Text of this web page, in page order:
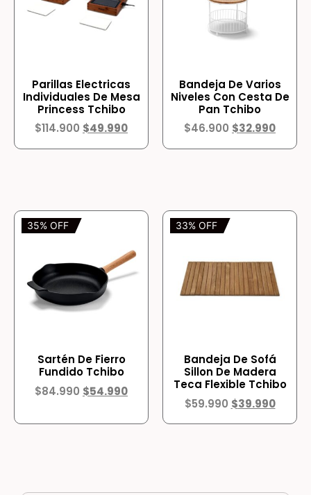
Parillas Electricas
Individuales De Mesa
Princess Tchibo
$114.900 $49.990
Bandeja De Varios
Niveles Con Cesta De
Pan Tchibo
$46.900 $32.990
35% OFF
Sartén De Fierro
Fundido Tchibo
$84.990 $54.990
33% OFF
Bandeja De Sofá
Sillon De Madera
Teca Flexible Tchibo
$59.990 $39.990